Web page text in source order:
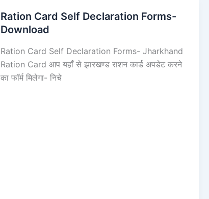
Ration Card Self Declaration Forms-
Download
Ration Card Self Declaration Forms- Jharkhand
Ration Card आप यहाँ से झारखण्ड राशन कार्ड अपडेट करने
का फॉर्म मिलेगा- निचे